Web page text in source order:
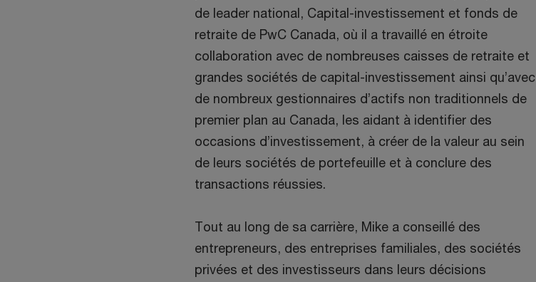
de leader national, Capital-investissement et fonds de
retraite de PwC Canada, où il a travaillé en étroite
collaboration avec de nombreuses caisses de retraite et
grandes sociétés de capital-investissement ainsi qu’avec
de nombreux gestionnaires d’actifs non traditionnels de
premier plan au Canada, les aidant à identifier des
occasions d’investissement, à créer de la valeur au sein
de leurs sociétés de portefeuille et à conclure des
transactions réussies.
Tout au long de sa carrière, Mike a conseillé des
entrepreneurs, des entreprises familiales, des sociétés
privées et des investisseurs dans leurs décisions